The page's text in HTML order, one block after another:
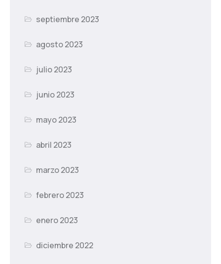
septiembre 2023
agosto 2023
julio 2023
junio 2023
mayo 2023
abril 2023
marzo 2023
febrero 2023
enero 2023
diciembre 2022